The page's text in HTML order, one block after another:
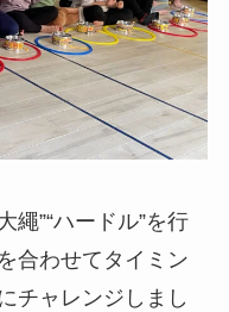
繩”“ハードル”を行
合わせてタイミン
チャレンジしまし